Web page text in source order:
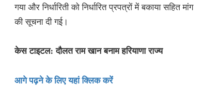
गया और निर्धारिती को निर्धारित प्रपत्रों में बकाया सहित मांग
की सूचना दी गई।
केस टाइटल: दौलत राम खान बनाम हरियाणा राज्य
आगे पढ़ने के लिए यहां क्लिक करें